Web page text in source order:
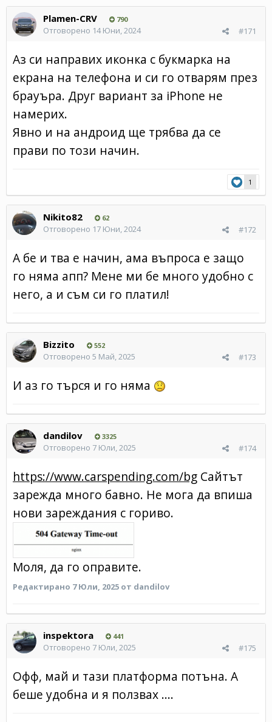
Plamen-CRV 790
#171
Отговорено 14 Юни, 2024
Аз си направих иконка с букмарка на
екрана на телефона и си го отварям през
брауъра. Друг вариант за iPhone не
намерих.
Явно и на андроид ще трябва да се
прави по този начин.
1
Nikito82 62
#172
Отговорено 17 Юни, 2024
А бе и тва е начин, ама въпроса е защо
го няма апп? Мене ми бе много удобно с
него, а и съм си го платил!
Bizzito 552
#173
Отговорено 5 Май, 2025
И аз го търся и го няма
dandilov 3325
#174
Отговорено 7 Юли, 2025
https://www.carspending.com/bg Сайтът
зарежда много бавно. Не мога да впиша
нови зареждания с гориво.
Моля, да го оправите.
Редактирано 7 Юли, 2025 от dandilov
inspektora 441
#175
Отговорено 7 Юли, 2025
Офф, май и тази платформа потъна. А
беше удобна и я ползвах ....